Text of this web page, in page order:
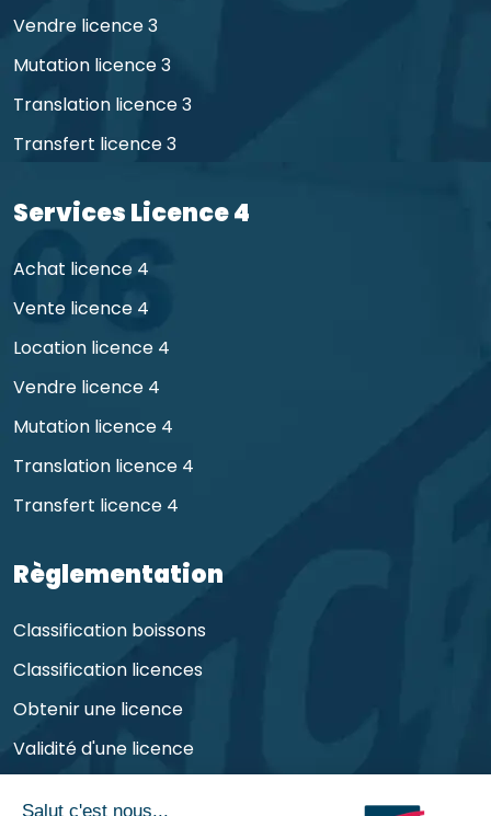
Vendre licence 3
Mutation licence 3
Translation licence 3
Transfert licence 3
Services Licence 4
Achat licence 4
Vente licence 4
Location licence 4
Vendre licence 4
Mutation licence 4
Translation licence 4
Transfert licence 4
Règlementation
Classification boissons
Classification licences
Obtenir une licence
Validité d'une licence